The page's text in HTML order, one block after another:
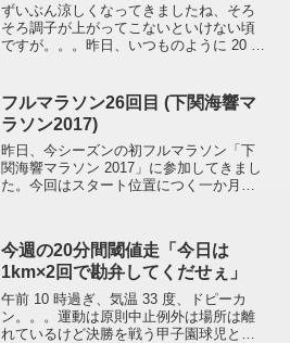
ずいぶん涼しくなってきましたね、そろ
そろ調子が上がってこないといけない頃
ですが。。。昨日、いつものように 20 分
(笑)3km までは 6 月に一回、7 月に一回
走れ...
フルマラソン26回目 (下関海響マ
ラソン2017)
昨日、今シーズンの初フルマラソン「下
関海響マラソン 2017」に参加してきまし
た。今回はスタート位置につく一か月前
ったく走らず。 どうにか走れる体調に戻
った中旬、...
今週の20分間閾値走「今日は
1km×2回で勘弁してくだせぇ」
午前 10 時過ぎ、気温 33 度、ドピーカ
ン。。。運動は原則中止例外は場所は離
れているけど決勝を戦う甲子園球児と埋